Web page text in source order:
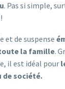
. Pas si simple,
et de suspense
la famille.
il est idéal pour
de société.